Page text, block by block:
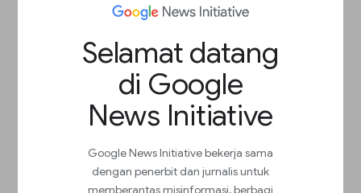
Selamat datang
di Google
News Initiative
Google News Initiative bekerja sama
dengan penerbit dan jurnalis untuk
memberantas misinformasi, berbagi